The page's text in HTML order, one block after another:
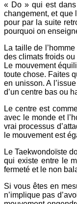
« Do » qui est dans
changement, et que
pour par la suite
pourquoi on
La taille de
des climats froids
Le mouvement
toute chose. Faites
en unisson. A
d’un centre bas ou
Le centre est
avec le monde et
vrai processus
le mouvement est
Le Taekwondoïste
qui existe entre le
fermeté et le non
Si vous êtes en
n’implique pas